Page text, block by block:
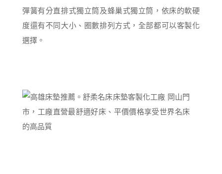
彈簧有分直排式獨立筒及蜂巢式獨立筒，依床的軟硬
度還有不同大小、圈數排列方式，全部都可以客製化
選擇。